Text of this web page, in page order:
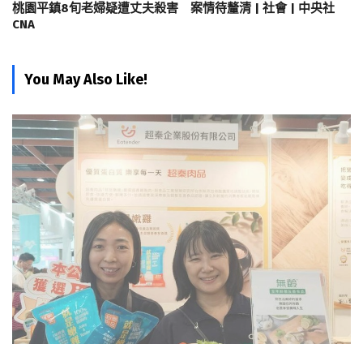
桃園平鎮8旬老婦疑遭丈夫殺害 案情待釐清 | 社會 | 中央社
CNA
You May Also Like!